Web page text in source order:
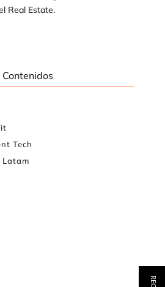
Real Estate.
Contenidos
Tech
Latam